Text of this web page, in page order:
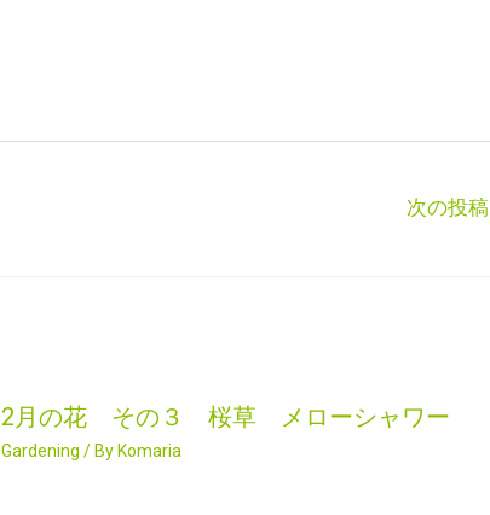
次の投稿
2月の花 その３ 桜草 メローシャワー
Gardening / By Komaria